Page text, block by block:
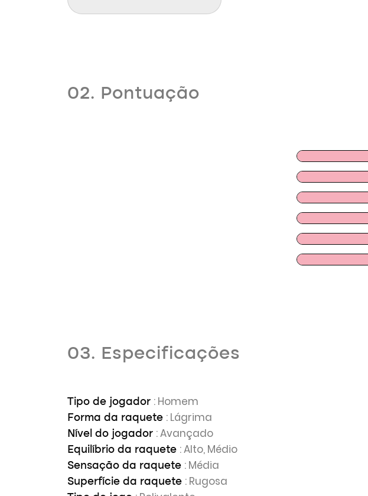
02. Pontuação
03. Especificações
Tipo de jogador : Homem
Forma da raquete : Lágrima
Nível do jogador : Avançado
Equilíbrio da raquete : Alto, Médio
Sensação da raquete : Média
Superfície da raquete : Rugosa